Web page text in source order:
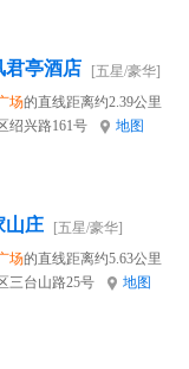
君亭酒店
[五星/豪华]
场的直线距离约2.39公里
绍兴路161号 地图
山庄
[五星/豪华]
场的直线距离约5.63公里
三台山路25号 地图